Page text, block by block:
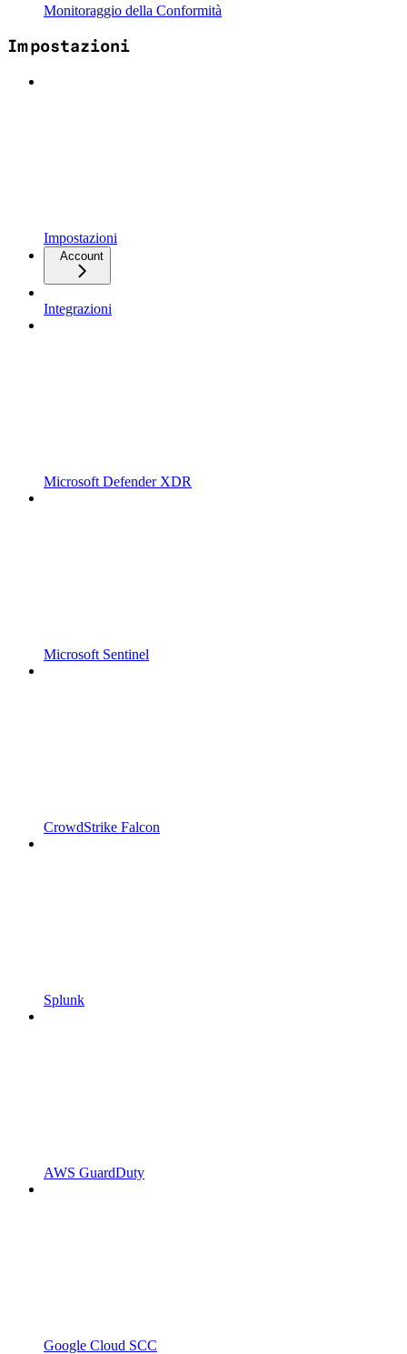
Monitoraggio della Conformità
Impostazioni
Impostazioni
Account
Integrazioni
Microsoft Defender XDR
Microsoft Sentinel
CrowdStrike Falcon
Splunk
AWS GuardDuty
Google Cloud SCC